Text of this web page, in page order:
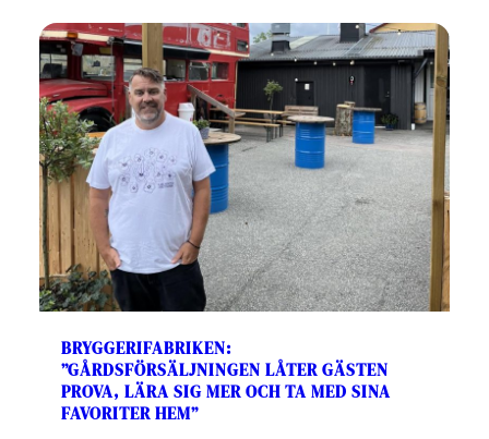
BRYGGERIFABRIKEN:
”GÅRDSFÖRSÄLJNINGEN LÅTER GÄSTEN
PROVA, LÄRA SIG MER OCH TA MED SINA
FAVORITER HEM”